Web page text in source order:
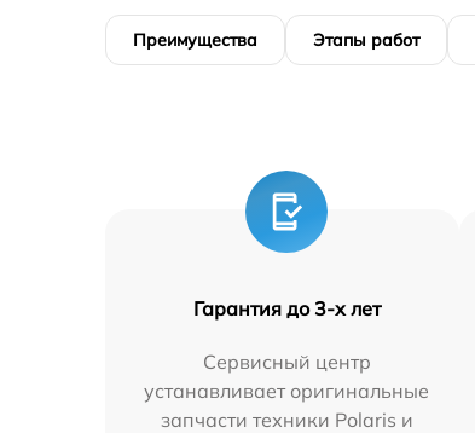
Преимущества Этапы работ
Гарантия до 3-х лет
Сервисный центр
устанавливает оригинальные
запчасти техники Polaris и